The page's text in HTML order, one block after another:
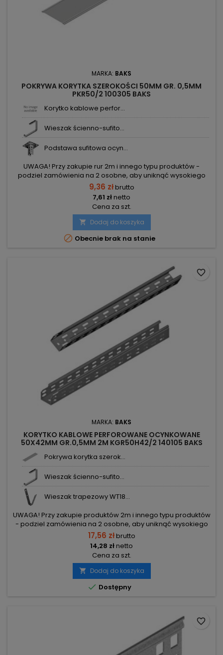
MARKA: BAKS
POKRYWA KORYTKA SZEROKOŚCI 50MM GR. 0,5MM
PKR50/2 100305 BAKS
Korytko kablowe perfor...
Wieszak ścienno-sufito...
Podstawa sufitowa ocyn...
UWAGA! Przy zakupie rur 2m i innego typu produktów -
podziel zamówienia na 2 osobne, aby uniknąć wysokiego
kosztu transportu! Zamów osobno rury 2m i osobno inne
elementy.
9,36 złbrutto
7,61 złnetto
Cena za szt.
 Dodaj do koszyka
 Obecnie brak na stanie
MARKA: BAKS
KORYTKO KABLOWE PERFOROWANE OCYNKOWANE
50X42MM GR.0,5MM 2M KGR50H42/2 140105 BAKS
Pokrywa korytka szerok...
Wieszak ścienno-sufito...
Wieszak trapezowy WT18...
UWAGA! Przy zakupie produktów 2m i innego typu produktów
- podziel zamówienia na 2 osobne, aby uniknąć wysokiego
kosztu transportu! Zamów osobno produkty 2m i osobno inne
elementy.
17,56 złbrutto
14,28 złnetto
Cena za szt.
 Dodaj do koszyka
 Dostępny
favorite_border
favorite_border